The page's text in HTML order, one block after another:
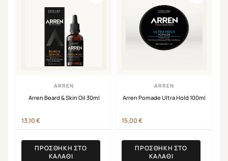
ARREN
Arren Beard & Skin Oil 30ml
13,10€
ΠΡΟΣΘΉΚΗ ΣΤΟ
ΚΑΛΆΘΙ
ARREN
Arren Pomade Ultra Hold 100ml
15,00€
ΠΡΟΣΘΉΚΗ ΣΤΟ
ΚΑΛΆΘΙ